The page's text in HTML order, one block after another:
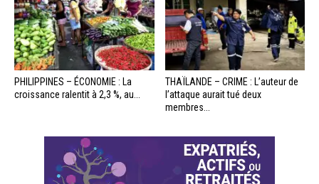
PHILIPPINES – ÉCONOMIE : La
croissance ralentit à 2,3 %, au...
THAÏLANDE – CRIME : L’auteur de
l’attaque aurait tué deux
membres...